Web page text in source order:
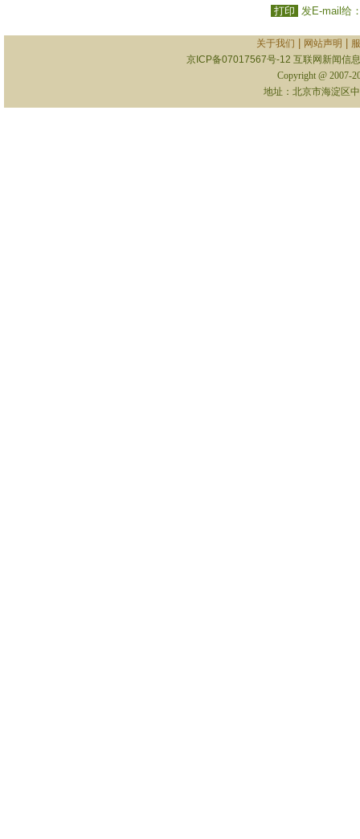
打印 发E-mail给
关于我们 网站声明
京ICP备07017567号-12 互联网新闻信
Copyright @ 2007-
地址：北京市海淀区